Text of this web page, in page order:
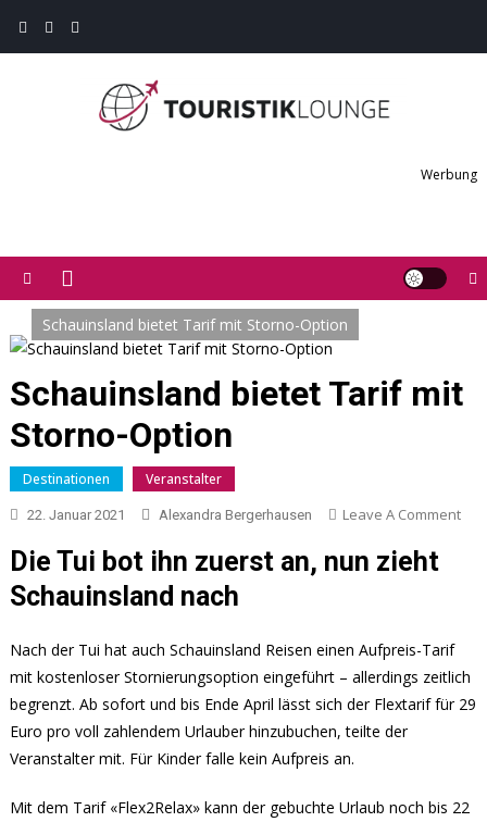
Werbung
Schauinsland bietet Tarif mit Storno-Option
Schauinsland bietet Tarif mit
Storno-Option
Destinationen Veranstalter
22. Januar 2021 Alexandra Bergerhausen Leave A CommentOn
Die Tui bot ihn zuerst an, nun zieht
Schauinsland nach
Nach der Tui hat auch Schauinsland Reisen einen Aufpreis-Tarif
mit kostenloser Stornierungsoption eingeführt – allerdings zeitlich
begrenzt. Ab sofort und bis Ende April lässt sich der Flextarif für 29
Euro pro voll zahlendem Urlauber hinzubuchen, teilte der
Veranstalter mit. Für Kinder falle kein Aufpreis an.
Mit dem Tarif «Flex2Relax» kann der gebuchte Urlaub noch bis 22